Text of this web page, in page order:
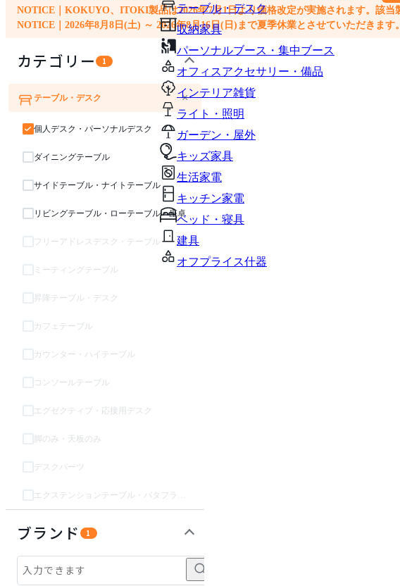
テーブル・デスク
収納家具
パーソナルブース・集中ブース
オフィスアクセサリー・備品
インテリア雑貨
ライト・照明
ガーデン・屋外
キッズ家具
生活家電
キッチン家電
ベッド・寝具
建具
オフプライス什器
NOTICE｜KOKUYO、ITOKI製品は2026年7月1日より価格改定が実施されます。該当
NOTICE｜2026年8月8日(土) ～ 2026年8月16日(日)まで夏季休業とさせていただきます。
カテゴリー 1
ソファ
チェア・椅子
テーブル・デスク ×
個人デスク・パーソナルデスク
ダイニングテーブル
サイドテーブル・ナイトテーブル
リビングテーブル・ローテーブル・座卓
フリーアドレスデスク・テーブル
ミーティングテーブル
昇降テーブル・デスク
カフェテーブル
カウンター・ハイテーブル
コンソールテーブル
エグゼクティブ・応接用デスク
脚のみ・天板のみ
デスクパーツ
ブランド 1